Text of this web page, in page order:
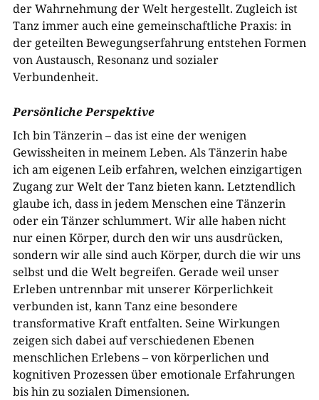
der Wahrnehmung der Welt hergestellt. Zugleich ist
Tanz immer auch eine gemeinschaftliche Praxis: in
der geteilten Bewegungserfahrung entstehen Formen
von Austausch, Resonanz und sozialer
Verbundenheit.
Persönliche Perspektive
Ich bin Tänzerin – das ist eine der wenigen
Gewissheiten in meinem Leben. Als Tänzerin habe
ich am eigenen Leib erfahren, welchen einzigartigen
Zugang zur Welt der Tanz bieten kann. Letztendlich
glaube ich, dass in jedem Menschen eine Tänzerin
oder ein Tänzer schlummert. Wir alle haben nicht
nur einen Körper, durch den wir uns ausdrücken,
sondern wir alle sind auch Körper, durch die wir uns
selbst und die Welt begreifen. Gerade weil unser
Erleben untrennbar mit unserer Körperlichkeit
verbunden ist, kann Tanz eine besondere
transformative Kraft entfalten. Seine Wirkungen
zeigen sich dabei auf verschiedenen Ebenen
menschlichen Erlebens – von körperlichen und
kognitiven Prozessen über emotionale Erfahrungen
bis hin zu sozialen Dimensionen.